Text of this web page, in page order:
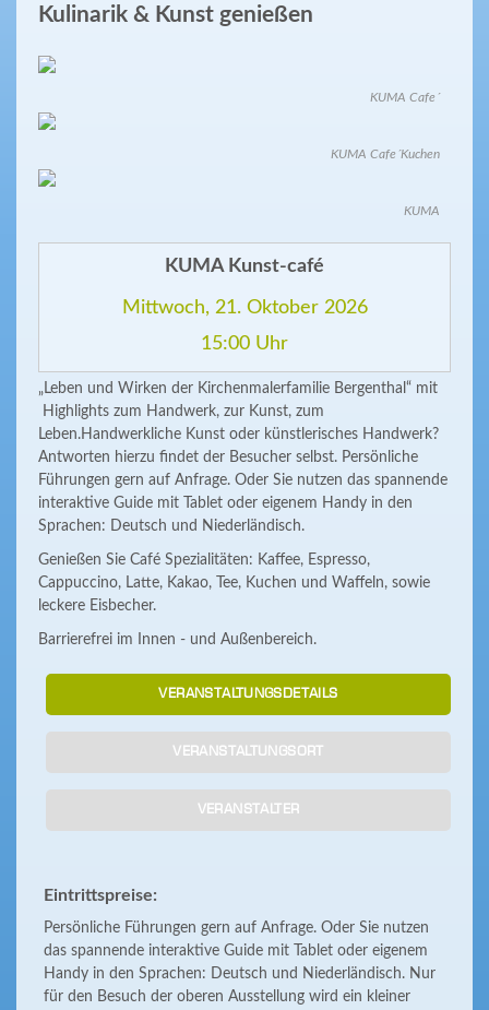
Kulinarik & Kunst genießen
KUMA Cafe´
KUMA Cafe´Kuchen
KUMA
KUMA Kunst-café
Mittwoch, 21. Oktober 2026
15:00 Uhr
„Leben und Wirken der Kirchenmalerfamilie Bergenthal“ mit
Highlights zum Handwerk, zur Kunst, zum
Leben.Handwerkliche Kunst oder künstlerisches Handwerk?
Antworten hierzu findet der Besucher selbst. Persönliche
Führungen gern auf Anfrage. Oder Sie nutzen das spannende
interaktive Guide mit Tablet oder eigenem Handy in den
Sprachen: Deutsch und Niederländisch.
Genießen Sie Café Spezialitäten: Kaffee, Espresso,
Cappuccino, Latte, Kakao, Tee, Kuchen und Waffeln, sowie
leckere Eisbecher.
Barrierefrei im Innen - und Außenbereich.
VERANSTALTUNGSDETAILS
VERANSTALTUNGSORT
VERANSTALTER
Eintrittspreise:
Persönliche Führungen gern auf Anfrage. Oder Sie nutzen
das spannende interaktive Guide mit Tablet oder eigenem
Handy in den Sprachen: Deutsch und Niederländisch. Nur
für den Besuch der oberen Ausstellung wird ein kleiner